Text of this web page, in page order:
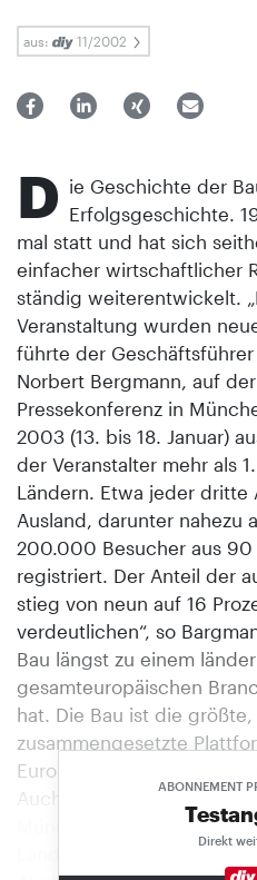
aus: 11/2002
ABONNEMENT
Direkt
D ie Geschichte der
Erfolgsgeschichte.
mal statt und hat sich
einfacher wirtschaftlicher
ständig weiterentwickelt.
Veranstaltung wurden
führte der Geschäftsführer
Norbert Bergmann, auf
Pressekonferenz in
2003 (13. bis 18. Januar)
der Veranstalter mehr als
Ländern. Etwa jeder dritte
Ausland, darunter nahezu
200.000 Besucher aus 90
registriert. Der Anteil der
stieg von neun auf 16
verdeutlichen“, so
Bau längst zu einem
gesamteuropäischen
hat. Die Bau ist die
zusammengesetzte
Europas.“
Auch im kommenden Jahr
München wieder rund